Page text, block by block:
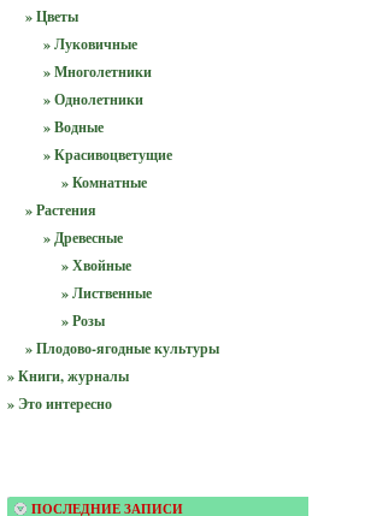
» Цветы
» Луковичные
» Многолетники
» Однолетники
» Водные
» Красивоцветущие
» Комнатные
» Растения
» Древесные
» Хвойные
» Лиственные
» Розы
» Плодово-ягодные культуры
» Книги, журналы
» Это интересно
ПОСЛЕДНИЕ ЗАПИСИ